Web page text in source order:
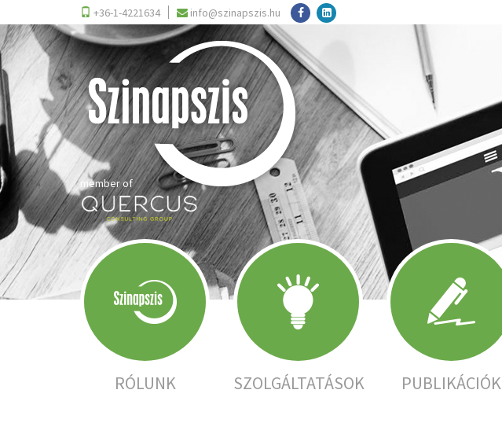
+36-1-4221634 info@szinapszis.hu
member of
RÓLUNK SZOLGÁLTATÁSOK PUBLIKÁCIÓK